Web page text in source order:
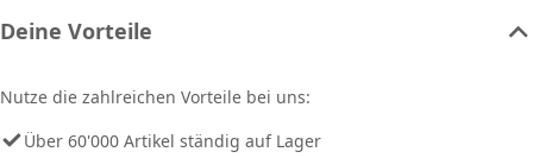
Deine Vorteile
Nutze die zahlreichen Vorteile bei uns:
Über 60'000 Artikel ständig auf Lager